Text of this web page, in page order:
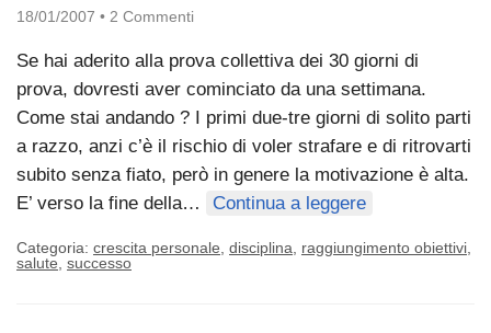
18/01/2007 • 2 Commenti
Se hai aderito alla prova collettiva dei 30 giorni di
prova, dovresti aver cominciato da una settimana.
Come stai andando ? I primi due-tre giorni di solito parti
a razzo, anzi c’è il rischio di voler strafare e di ritrovarti
subito senza fiato, però in genere la motivazione è alta.
E’ verso la fine della…
Continua a leggere
Categoria: crescita personale disciplina raggiungimento obiettivi
salute successo